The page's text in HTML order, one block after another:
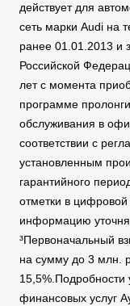
действует для
сеть марки Audi на
ранее 01.01.2013 и
Российской
лет с момента
программе
обслуживания в
соответствии с
установленным
гарантийного
отметки в
информацию
³Первоначальный
на сумму до 3 млн.
15,5%.Подробности
финансовых услуг